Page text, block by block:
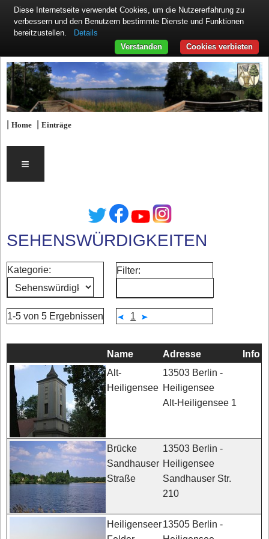
|Home |Einträge
≡
SEHENSWÜRDIGKEITEN
Kategorie: Filter:
1-5 von 5 Ergebnissen 1
Name Adresse Info
Alt-
Heiligensee
13503 Berlin -
Heiligensee
Alt-Heiligensee 1
Brücke
Sandhauser
Straße
13503 Berlin -
Heiligensee
Sandhauser Str.
210
Heiligenseer13505 Berlin -
Diese Internetseite verwendet Cookies, um die Nutzererfahrung zu
verbessern und den Benutzern bestimmte Dienste und Funktionen
bereitzustellen.
Details
Cookies verbieten
Verstanden